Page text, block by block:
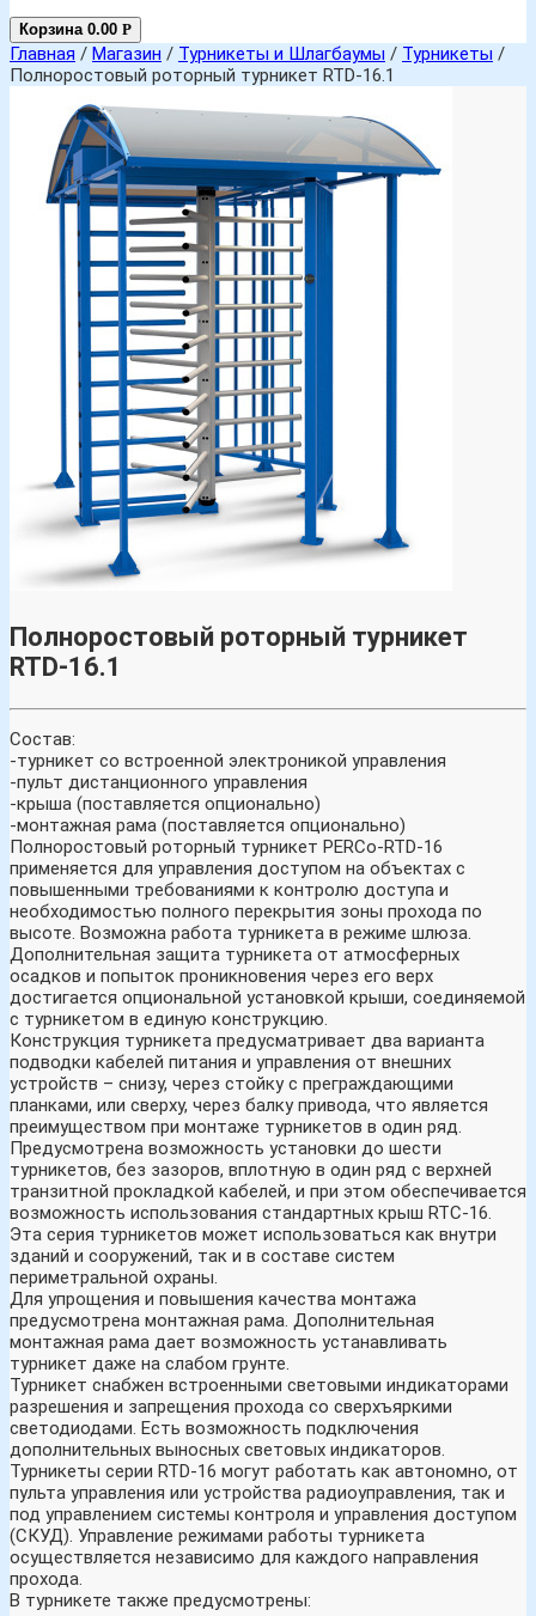
Корзина 0.00 Р
Главная / Магазин / Турникеты и Шлагбаумы / Турникеты /
Полноростовый роторный турникет RTD-16.1
Полноростовый роторный турникет
RTD-16.1
Состав:
-турникет со встроенной электроникой управления
-пульт дистанционного управления
-крыша (поставляется опционально)
-монтажная рама (поставляется опционально)
Полноростовый роторный турникет PERCo-RTD-16
применяется для управления доступом на объектах с
повышенными требованиями к контролю доступа и
необходимостью полного перекрытия зоны прохода по
высоте. Возможна работа турникета в режиме шлюза.
Дополнительная защита турникета от атмосферных
осадков и попыток проникновения через его верх
достигается опциональной установкой крыши, соединяемой
с турникетом в единую конструкцию.
Конструкция турникета предусматривает два варианта
подводки кабелей питания и управления от внешних
устройств – снизу, через стойку с преграждающими
планками, или сверху, через балку привода, что является
преимуществом при монтаже турникетов в один ряд.
Предусмотрена возможность установки до шести
турникетов, без зазоров, вплотную в один ряд с верхней
транзитной прокладкой кабелей, и при этом обеспечивается
возможность использования стандартных крыш RTC-16.
Эта серия турникетов может использоваться как внутри
зданий и сооружений, так и в составе систем
периметральной охраны.
Для упрощения и повышения качества монтажа
предусмотрена монтажная рама. Дополнительная
монтажная рама дает возможность устанавливать
турникет даже на слабом грунте.
Турникет снабжен встроенными световыми индикаторами
разрешения и запрещения прохода со сверхъяркими
светодиодами. Есть возможность подключения
дополнительных выносных световых индикаторов.
Турникеты серии RTD-16 могут работать как автономно, от
пульта управления или устройства радиоуправления, так и
под управлением системы контроля и управления доступом
(СКУД). Управление режимами работы турникета
осуществляется независимо для каждого направления
прохода.
В турникете также предусмотрены: